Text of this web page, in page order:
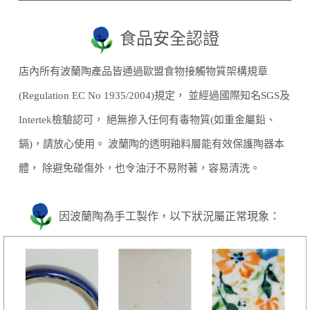
食品安全認證
店內所有波蘭陶產品皆通過歐盟食物接觸物質架構規章
(Regulation EC No 1935/2004)規定， 並經過國際知名SGS及
Intertek檢驗認可， 絕無摻入任何有毒物質(如重金屬鉛、
鎘)，請放心使用。 波蘭陶的透明釉料層能有效保護陶器本
體， 除避免碰傷外，也令油汙不易附著，容易清洗。
因波蘭陶為手工製作，以下狀況屬正常現象：